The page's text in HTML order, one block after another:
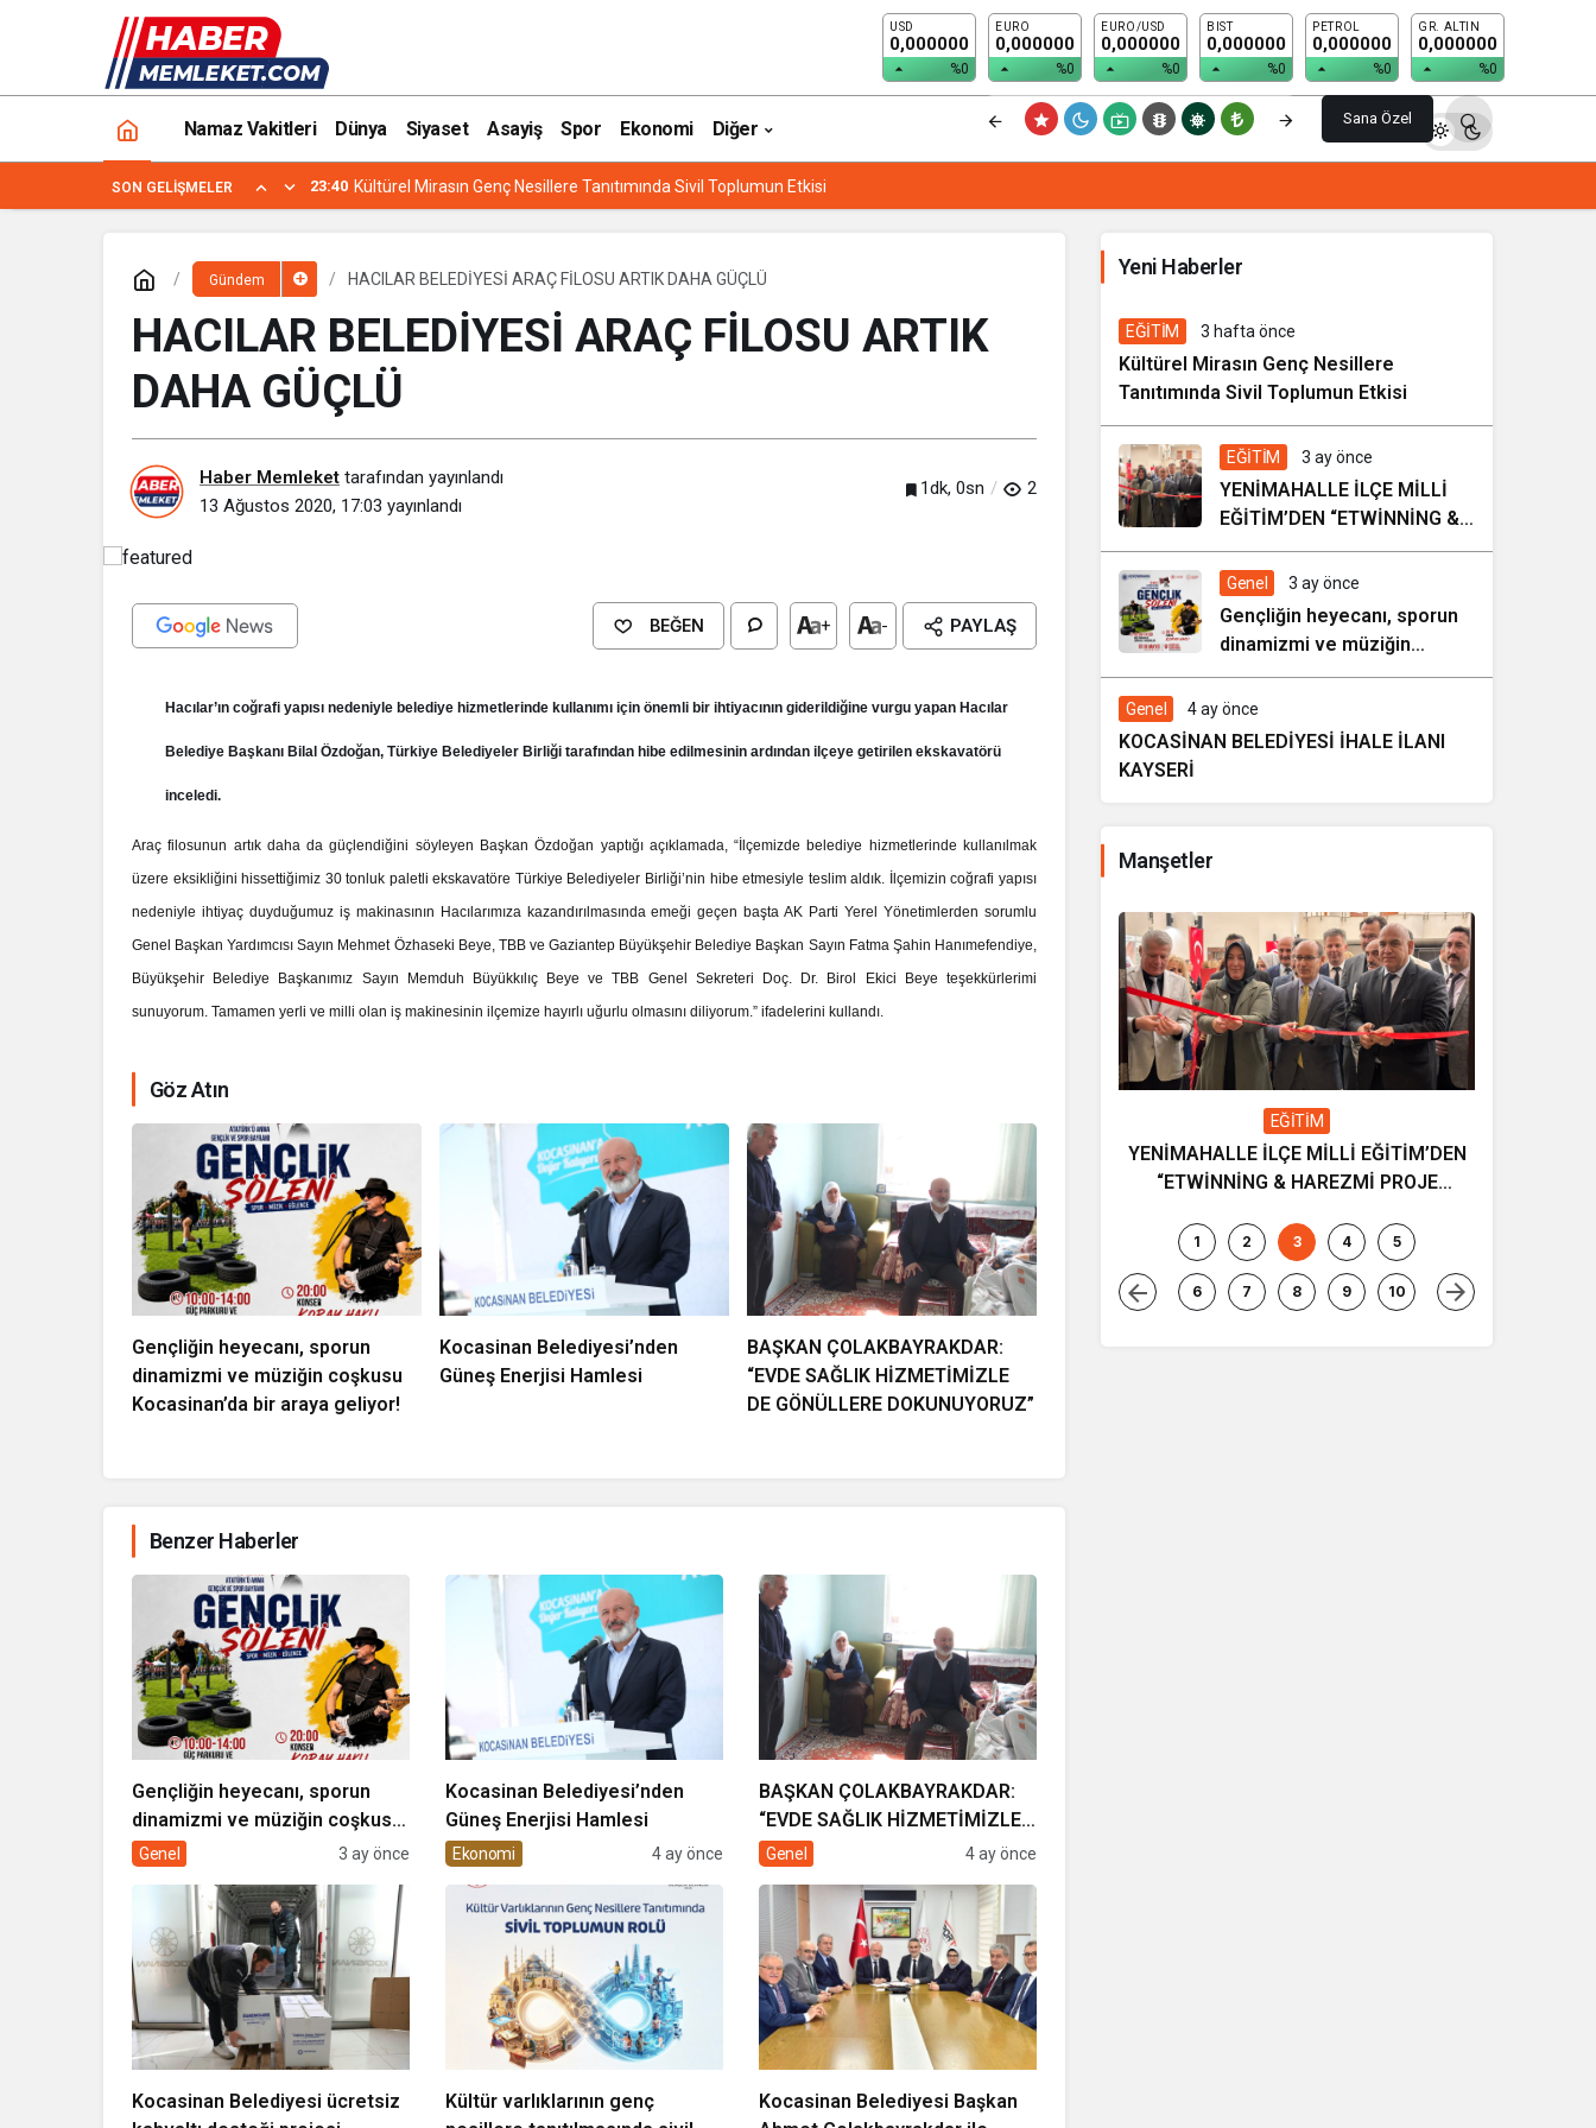
USD
0,000000
%0
EURO
0,000000
%0
EURO/USD
0,000000
%0
BIST
0,000000
%0
PETROL
0,000000
%0
GR. ALTIN
0,000000
%0
Sana Özel
Namaz Vakitleri Dünya Siyaset Asayiş Spor Ekonomi Diğer
SON GELIŞMELER 23:40 Kültürel Mirasın Genç Nesillere Tanıtımında Sivil Toplumun Etkisi
Gündem HACILAR BELEDİYESİ ARAÇ FİLOSU ARTIK DAHA GÜÇLÜ
HACILAR BELEDİYESİ ARAÇ FİLOSU ARTIK
DAHA GÜÇLÜ
Haber Memleket tarafından yayınlandı
13 Ağustos 2020, 17:03 yayınlandı
1dk, 0sn 2
BEĞEN + - PAYLAŞ
Hacılar’ın coğrafi yapısı nedeniyle belediye hizmetlerinde kullanımı için önemli bir ihtiyacının giderildiğine vurgu yapan Hacılar
Belediye Başkanı Bilal Özdoğan, Türkiye Belediyeler Birliği tarafından hibe edilmesinin ardından ilçeye getirilen ekskavatörü
inceledi.
Araç filosunun artık daha da güçlendiğini söyleyen Başkan Özdoğan yaptığı açıklamada, “İlçemizde belediye hizmetlerinde kullanılmak
üzere eksikliğini hissettiğimiz 30 tonluk paletli ekskavatöre Türkiye Belediyeler Birliği’nin hibe etmesiyle teslim aldık. İlçemizin coğrafi yapısı
nedeniyle ihtiyaç duyduğumuz iş makinasının Hacılarımıza kazandırılmasında emeği geçen başta AK Parti Yerel Yönetimlerden sorumlu
Genel Başkan Yardımcısı Sayın Mehmet Özhaseki Beye, TBB ve Gaziantep Büyükşehir Belediye Başkan Sayın Fatma Şahin Hanımefendiye,
Büyükşehir Belediye Başkanımız Sayın Memduh Büyükkılıç Beye ve TBB Genel Sekreteri Doç. Dr. Birol Ekici Beye teşekkürlerimi
sunuyorum. Tamamen yerli ve milli olan iş makinesinin ilçemize hayırlı uğurlu olmasını diliyorum.” ifadelerini kullandı.
Göz Atın
Gençliğin heyecanı, sporun
dinamizmi ve müziğin coşkusu
Kocasinan’da bir araya geliyor!
Kocasinan Belediyesi’nden
Güneş Enerjisi Hamlesi
BAŞKAN ÇOLAKBAYRAKDAR:
“EVDE SAĞLIK HİZMETİMİZLE
DE GÖNÜLLERE DOKUNUYORUZ”
HACILAR BELEDİYESİ ARAÇ FİLOSU ARTIK DAHA GÜÇLÜ Yorum Yap
Benzer Haberler
Gençliğin heyecanı, sporun
dinamizmi ve müziğin coşkusu
Kocasinan’da bir araya geliyor!
Genel 3 ay önce
Kocasinan Belediyesi’nden
Güneş Enerjisi Hamlesi
Ekonomi 4 ay önce
BAŞKAN ÇOLAKBAYRAKDAR:
“EVDE SAĞLIK HİZMETİMİZLE
DE GÖNÜLLERE
Genel 4 ay önce
Kocasinan Belediyesi ücretsiz
Kültür varlıklarının genç
Kocasinan Belediyesi Başkan
Yeni Haberler
7 gün önce
EĞİTİM 3 hafta önce
Kültürel Mirasın Genç Nesillere
Tanıtımında Sivil Toplumun Etkisi
EĞİTİM 3 ay önce
YENİMAHALLE İLÇE MİLLİ
EĞİTİM’DEN “ETWİNNİNG &
HAREZMİ PROJE ŞENLİĞİ”
Genel 3 ay önce
Gençliğin heyecanı, sporun
dinamizmi ve müziğin
coşkusu Kocasinan’da bir
araya geliyor!
Genel 4 ay önce
KOCASİNAN BELEDİYESİ İHALE İLANI
KAYSERİ
Manşetler
Genel
İhale ilanı Kocasinan Belediyesi
EĞİTİM
Kültürel Mirasın Genç Nesillere
Tanıtımında Sivil Toplumun Etkisi
EĞİTİM
YENİMAHALLE İLÇE MİLLİ EĞİTİM’DEN
“ETWİNNİNG & HAREZMİ PROJE
1 2 3 4 5
6 7 8 9 10